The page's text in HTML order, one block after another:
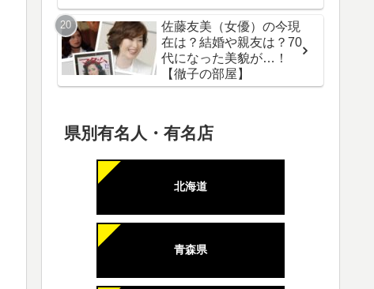
佐藤友美（女優）の今現
在は？結婚や親友は？70
代になった美貌が…！
【徹子の部屋】
県別有名人・有名店
北海道
青森県